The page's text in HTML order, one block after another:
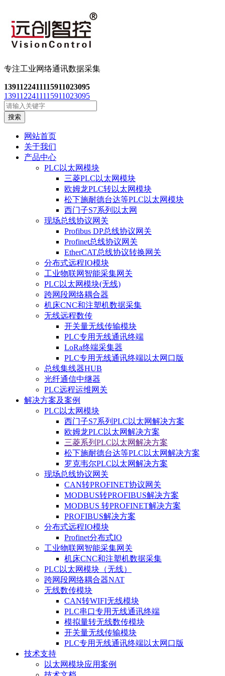
专注工业网络通讯数据采集
1391122411115911023095
1391122411115911023095
搜索
网站首页
关于我们
产品中心
PLC以太网模块
三菱PLC以太网模块
欧姆龙PLC转以太网模块
松下施耐德台达等PLC以太网模块
西门子S7系列以太网
现场总线协议网关
Profibus DP总线协议网关
Profinet总线协议网关
EtherCAT总线协议转换网关
分布式远程IO模块
工业物联网智能采集网关
PLC以太网模块(无线)
跨网段网络耦合器
机床CNC和注塑机数据采集
无线远程数传
开关量无线传输模块
PLC专用无线通讯终端
LoRa终端采集器
PLC专用无线通讯终端以太网口版
总线集线器HUB
光纤通信中继器
PLC远程运维网关
解决方案及案例
PLC以太网模块
西门子S7系列PLC以太网解决方案
欧姆龙PLC以太网解决方案
三菱系列PLC以太网解决方案
松下施耐德台达等PLC以太网解决方案
罗克韦尔PLC以太网解决方案
现场总线协议网关
CAN转PROFINET协议网关
MODBUS转PROFIBUS解决方案
MODBUS 转PROFINET解决方案
PROFIBUS解决方案
分布式远程IO模块
Profinet分布式IO
工业物联网智能采集网关
机床CNC和注塑机数据采集
PLC以太网模块（无线）
跨网段网络耦合器NAT
无线数传模块
CAN转WIFI无线模块
PLC串口专用无线通讯终端
模拟量转无线数传模块
开关量无线传输模块
PLC专用无线通讯终端以太网口版
技术支持
以太网模块应用案例